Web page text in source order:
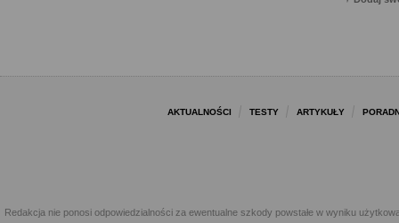
AKTUALNOŚCI TESTY ARTYKUŁY
Redakcja nie ponosi odpowiedzialności za ewentualne szkody powstałe w wyniku